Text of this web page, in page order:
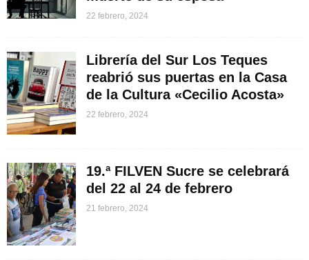
22 febrero, 2024
Librería del Sur Los Teques
reabrió sus puertas en la Casa
de la Cultura «Cecilio Acosta»
22 febrero, 2024
19.ª FILVEN Sucre se celebrará
del 22 al 24 de febrero
21 febrero, 2024